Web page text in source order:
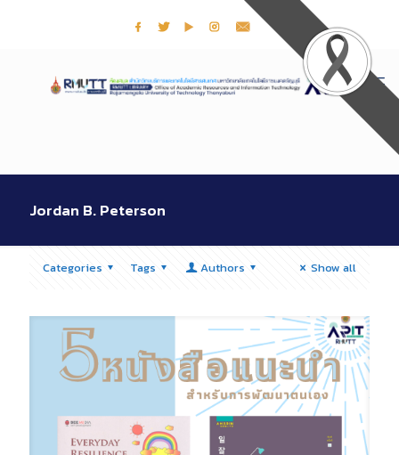
Jordan B. Peterson
Categories Tags Authors Show all